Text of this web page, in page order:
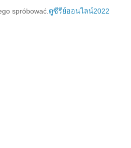
spróbować.ดูซีรีย์ออนไลน์2022